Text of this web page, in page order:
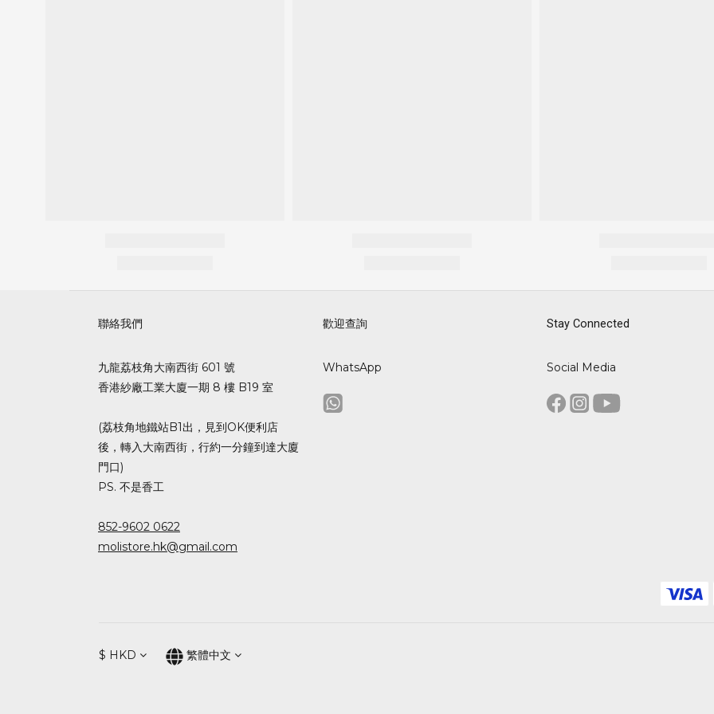
聯絡我們
九龍荔枝角大南西街 601 號
香港紗廠工業大廈一期 8 樓 B19 室
(荔枝角地鐵站B1出，見到OK便利店
後，轉入大南西街，行約一分鐘到達大廈
門口)
PS. 不是香工
852-9602 0622
molistore.hk@gmail.com
歡迎查詢
WhatsApp
Stay Connected
Social Media
$ HKD 繁體中文